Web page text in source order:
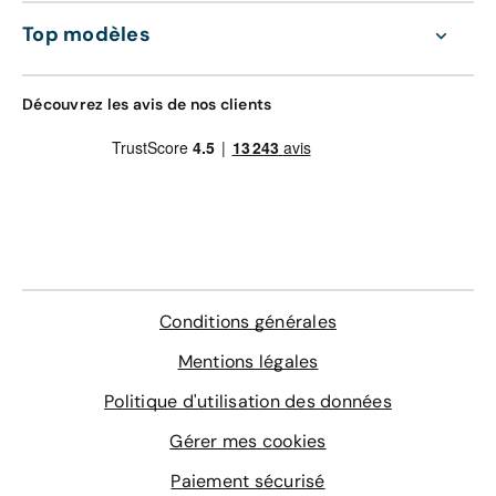
d'oeuvre valable dans le réseau constructeur
(Europe)
remorquage et véhicule de prêt)
Contrôle technique
168 €
Gravage des vitres
Top modèles
Découvrez les avis de nos clients
Conditions générales
Mentions légales
Politique d'utilisation des données
Gérer mes cookies
Paiement sécurisé